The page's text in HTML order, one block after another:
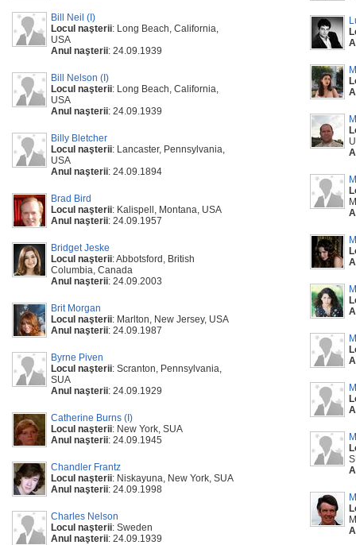
Bill Neil (I)
Locul naşterii: Long Beach, California,
USA
Anul naşterii: 24.09.1939
Bill Nelson (I)
Locul naşterii: Long Beach, California,
USA
Anul naşterii: 24.09.1939
Billy Bletcher
Locul naşterii: Lancaster, Pennsylvania,
USA
Anul naşterii: 24.09.1894
Brad Bird
Locul naşterii: Kalispell, Montana, USA
Anul naşterii: 24.09.1957
Bridget Jeske
Locul naşterii: Abbotsford, British
Columbia, Canada
Anul naşterii: 24.09.2003
Brit Morgan
Locul naşterii: Marlton, New Jersey, USA
Anul naşterii: 24.09.1987
Byrne Piven
Locul naşterii: Scranton, Pennsylvania,
SUA
Anul naşterii: 24.09.1929
Catherine Burns (I)
Locul naşterii: New York, SUA
Anul naşterii: 24.09.1945
Chandler Frantz
Locul naşterii: Niskayuna, New York, SUA
Anul naşterii: 24.09.1998
Charles Nelson
Locul naşterii: Sweden
Anul naşterii: 24.09.1939